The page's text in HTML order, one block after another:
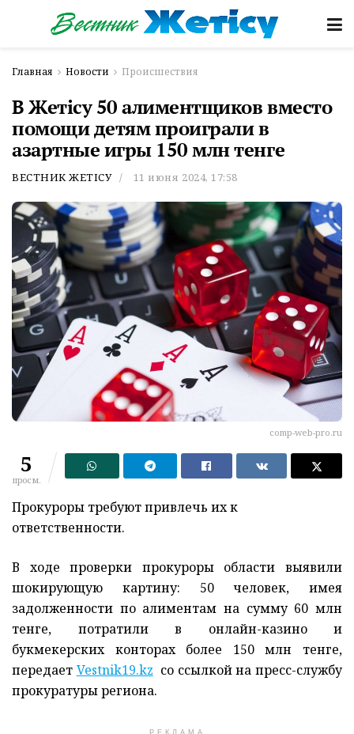
Главная Новости Происшествия
В Жетісу 50 алиментщиков вместо
помощи детям проиграли в
азартные игры 150 млн тенге
ВЕСТНИК ЖЕТІСУ 11 июня 2024, 17:58
comp-web-pro.ru
5
просм.
Прокуроры требуют привлечь их к
ответственности.
В ходе проверки прокуроры области выявили
шокирующую картину: 50 человек, имея
задолженности по алиментам на сумму 60 млн
тенге, потратили в онлайн-казино и
букмекерских конторах более 150 млн тенге,
передает Vestnik19.kz со ссылкой на пресс-службу
прокуратуры региона.